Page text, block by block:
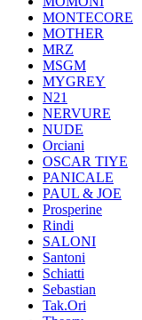
MONTECORE
MOTHER
MRZ
MSGM
MYGREY
N21
NERVURE
NUDE
Orciani
OSCAR TIYE
PANICALE
PAUL & JOE
Prosperine
Rindi
SALONI
Santoni
Schiatti
Sebastian
Tak.Ori